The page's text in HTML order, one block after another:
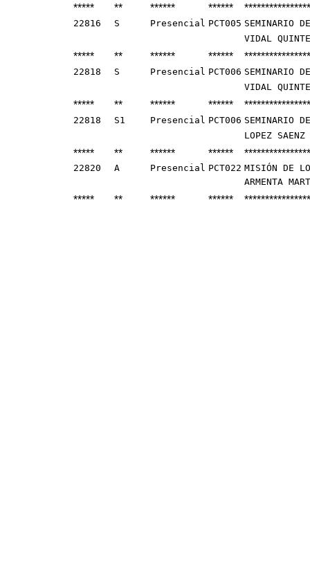
***** ** ****** ******
22816 S Presencial PCT005 SEMINARIO
VIDAL
***** ** ****** ******
22818 S Presencial PCT006 SEMINARIO
VIDAL
***** ** ****** ******
22818 S1 Presencial PCT006 SEMINARIO
LOPEZ SAENZ
***** ** ****** ******
22820 A Presencial PCT022 MISIÓN DE
ARMENTA
***** ** ****** ******